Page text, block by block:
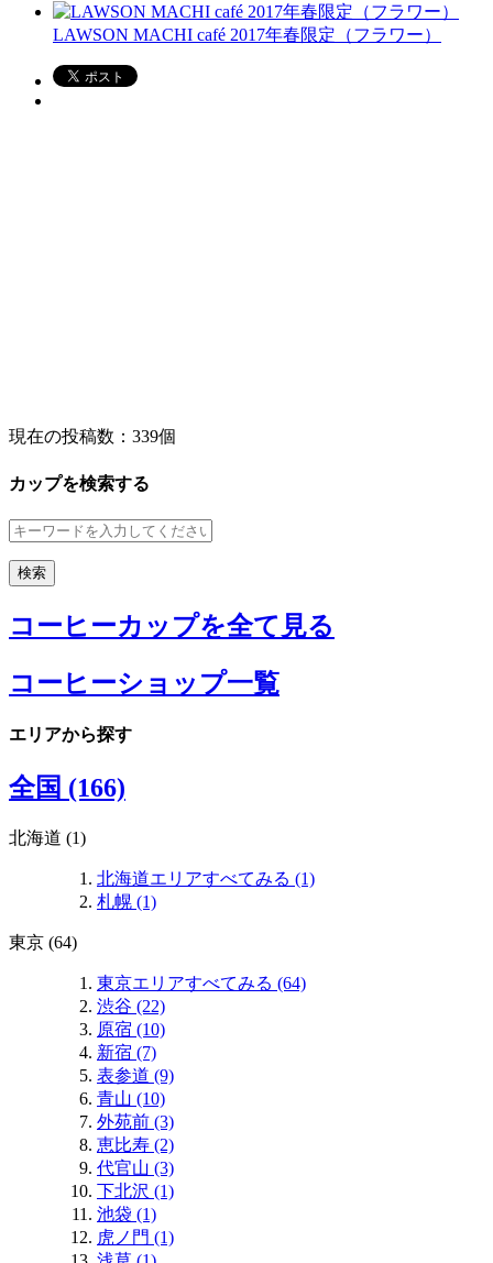
LAWSON MACHI café 2017年春限定（フラワー）
現在の投稿数： 339個
カップを検索する
コーヒーカップを全て見る
コーヒーショップ一覧
エリアから探す
全国 (166)
北海道 (1)
北海道エリアすべてみる (1)
札幌 (1)
東京 (64)
東京エリアすべてみる (64)
渋谷 (22)
原宿 (10)
新宿 (7)
表参道 (9)
青山 (10)
外苑前 (3)
恵比寿 (2)
代官山 (3)
下北沢 (1)
池袋 (1)
虎ノ門 (1)